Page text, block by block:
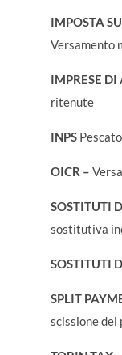
IMPOSTA
Versamento
IMPRESE DI
ritenute
INPS
OICR –
SOSTITUTI
sostitutiva
SOSTITUTI
SPLIT
scissione dei